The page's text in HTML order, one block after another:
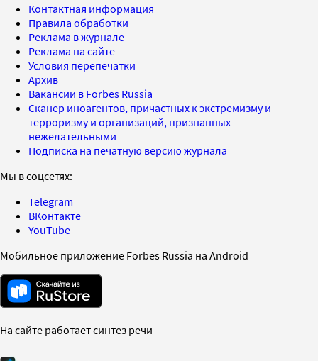
Контактная информация
Правила обработки
Реклама в журнале
Реклама на сайте
Условия перепечатки
Архив
Вакансии в Forbes Russia
Сканер иноагентов, причастных к экстремизму и
терроризму и организаций, признанных
нежелательными
Подписка на печатную версию журнала
Мы в соцсетях:
Telegram
ВКонтакте
YouTube
Мобильное приложение Forbes Russia на Android
На сайте работает синтез речи